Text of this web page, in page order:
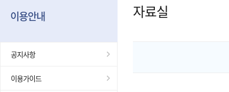
이용안내
공지사항
이용가이드
자료실